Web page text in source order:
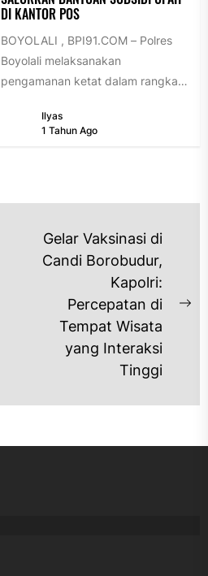
DI KANTOR POS
BOYOLALI , BPI91.COM – Polres
Boyolali melaksanakan
pengamanan ketat dalam rangka
Republik Indonesia Gibran
Ilyas
1 Tahun Ago
Gelar Vaksinasi di
Candi Borobudur,
Kapolri:
Percepatan di
Tempat Wisata
yang Interaksi
Tinggi